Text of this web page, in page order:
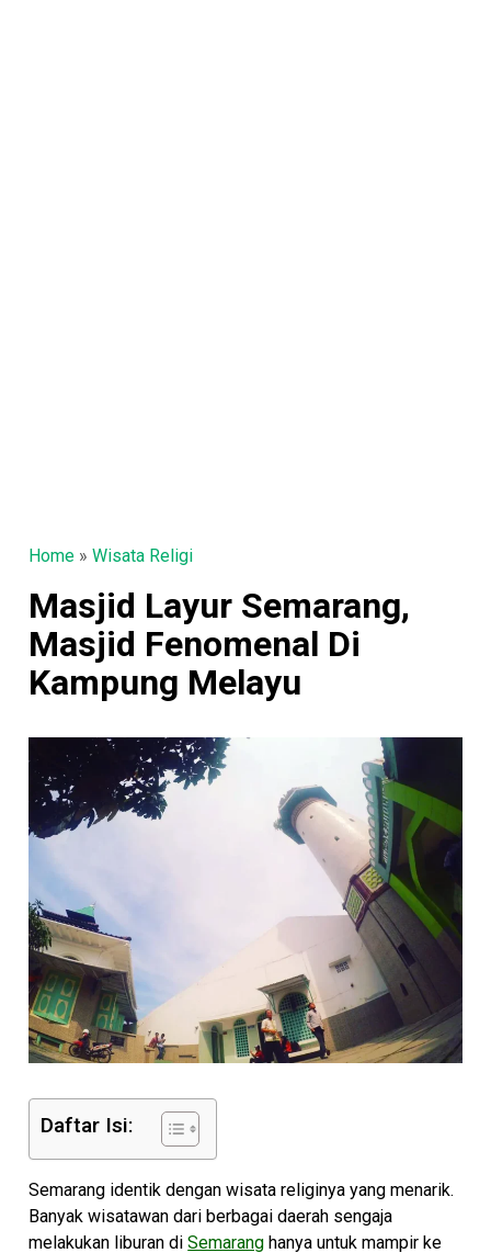
Home »Wisata Religi
Masjid Layur Semarang,
Masjid Fenomenal Di
Kampung Melayu
Daftar Isi:
Semarang identik dengan wisata religinya yang menarik.
Banyak wisatawan dari berbagai daerah sengaja
melakukan liburan diSemarang hanya untuk mampir ke